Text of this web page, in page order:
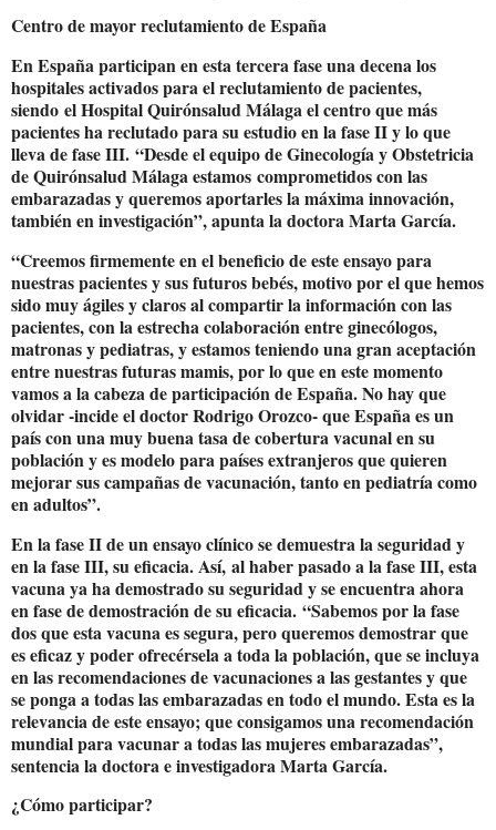
Centro de mayor reclutamiento de España
En España participan en esta tercera fase una decena los
hospitales activados para el reclutamiento de pacientes,
siendo el Hospital Quirónsalud Málaga el centro que más
pacientes ha reclutado para su estudio en la fase II y lo que
lleva de fase III. “Desde el equipo de Ginecología y Obstetricia
de Quirónsalud Málaga estamos comprometidos con las
embarazadas y queremos aportarles la máxima innovación,
también en investigación”, apunta la doctora Marta García.
“Creemos firmemente en el beneficio de este ensayo para
nuestras pacientes y sus futuros bebés, motivo por el que hemos
sido muy ágiles y claros al compartir la información con las
pacientes, con la estrecha colaboración entre ginecólogos,
matronas y pediatras, y estamos teniendo una gran aceptación
entre nuestras futuras mamis, por lo que en este momento
vamos a la cabeza de participación de España. No hay que
olvidar -incide el doctor Rodrigo Orozco- que España es un
país con una muy buena tasa de cobertura vacunal en su
población y es modelo para países extranjeros que quieren
mejorar sus campañas de vacunación, tanto en pediatría como
en adultos”.
En la fase II de un ensayo clínico se demuestra la seguridad y
en la fase III, su eficacia. Así, al haber pasado a la fase III, esta
vacuna ya ha demostrado su seguridad y se encuentra ahora
en fase de demostración de su eficacia. “Sabemos por la fase
dos que esta vacuna es segura, pero queremos demostrar que
es eficaz y poder ofrecérsela a toda la población, que se incluya
en las recomendaciones de vacunaciones a las gestantes y que
se ponga a todas las embarazadas en todo el mundo. Esta es la
relevancia de este ensayo; que consigamos una recomendación
mundial para vacunar a todas las mujeres embarazadas”,
sentencia la doctora e investigadora Marta García.
¿Cómo participar?